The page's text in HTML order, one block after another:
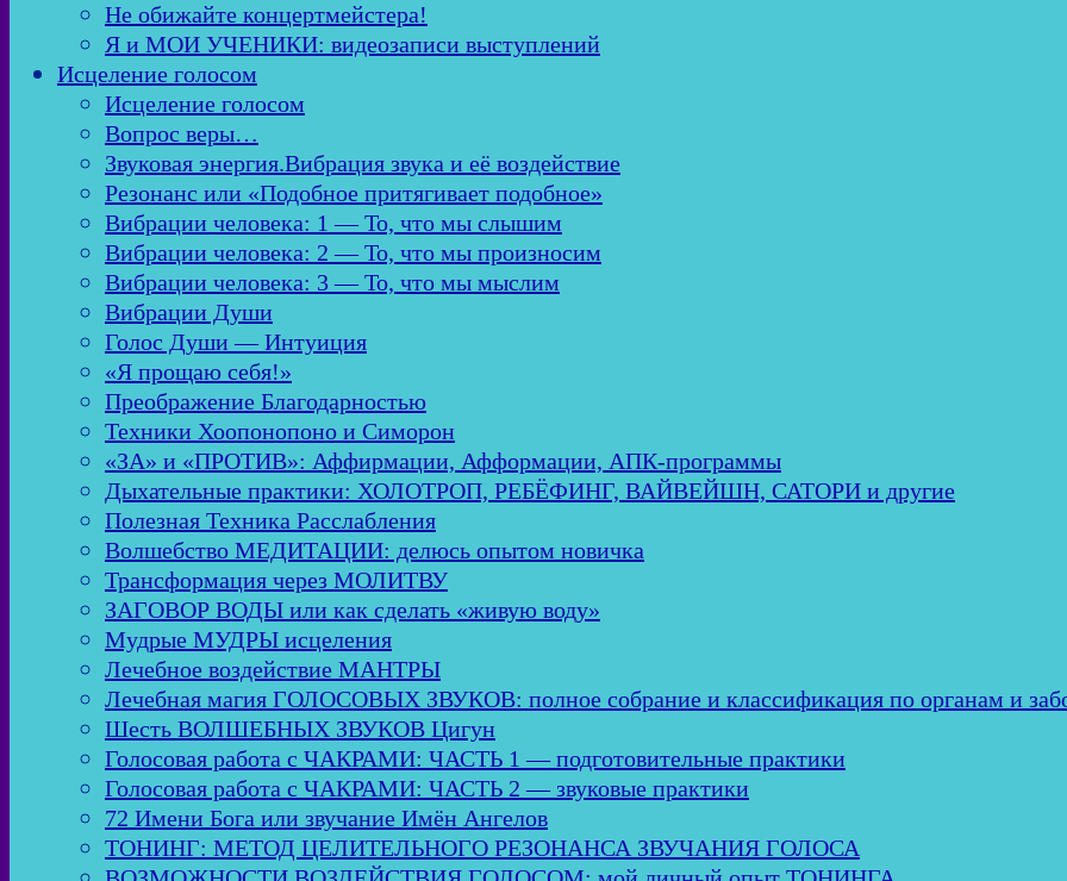
Не обижайте концертмейстера!
Я и МОИ УЧЕНИКИ: видеозаписи выступлений
Исцеление голосом
Исцеление голосом
Вопрос веры…
Звуковая энергия.Вибрация звука и её воздействие
Резонанс или «Подобное притягивает подобное»
Вибрации человека: 1 — То, что мы слышим
Вибрации человека: 2 — То, что мы произносим
Вибрации человека: 3 — То, что мы мыслим
Вибрации Души
Голос Души — Интуиция
«Я прощаю себя!»
Преображение Благодарностью
Техники Хоопонопоно и Симорон
«ЗА» и «ПРОТИВ»: Аффирмации, Афформации, АПК-программы
Дыхательные практики: ХОЛОТРОП, РЕБЁФИНГ, ВАЙВЕЙШН, САТОРИ и другие
Полезная Техника Расслабления
Волшебство МЕДИТАЦИИ: делюсь опытом новичка
Трансформация через МОЛИТВУ
ЗАГОВОР ВОДЫ или как сделать «живую воду»
Мудрые МУДРЫ исцеления
Лечебное воздействие МАНТРЫ
Лечебная магия ГОЛОСОВЫХ ЗВУКОВ: полное собрание и классификация по органам и
Шесть ВОЛШЕБНЫХ ЗВУКОВ Цигун
Голосовая работа с ЧАКРАМИ: ЧАСТЬ 1 — подготовительные практики
Голосовая работа с ЧАКРАМИ: ЧАСТЬ 2 — звуковые практики
72 Имени Бога или звучание Имён Ангелов
ТОНИНГ: МЕТОД ЦЕЛИТЕЛЬНОГО РЕЗОНАНСА ЗВУЧАНИЯ ГОЛОСА